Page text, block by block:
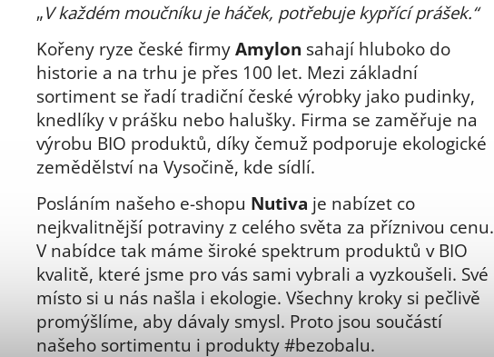
„V každém moučníku je háček, potřebuje kypřící prášek.“
Kořeny ryze české firmy Amylon sahají hluboko do
historie a na trhu je přes 100 let. Mezi základní
sortiment se řadí tradiční české výrobky jako pudinky,
knedlíky v prášku nebo halušky. Firma se zaměřuje na
výrobu BIO produktů, díky čemuž podporuje ekologické
zemědělství na Vysočině, kde sídlí.
Posláním našeho e-shopu Nutiva je nabízet co
nejkvalitnější potraviny z celého světa za příznivou cenu.
V nabídce tak máme široké spektrum produktů v BIO
kvalitě, které jsme pro vás sami vybrali a vyzkoušeli. Své
místo si u nás našla i ekologie. Všechny kroky si pečlivě
promýšlíme, aby dávaly smysl. Proto jsou součástí
našeho sortimentu i produkty #bezobalu.